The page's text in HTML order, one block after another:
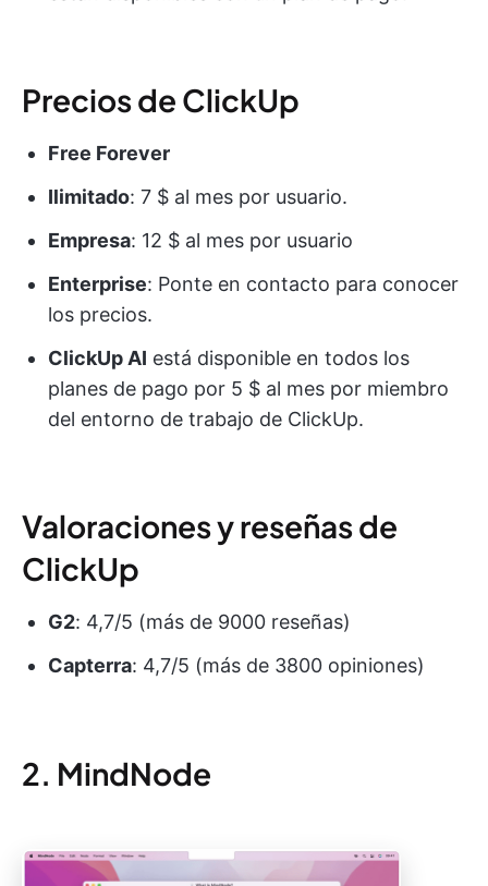
Precios de ClickUp
Free Forever
Ilimitado: 7 $ al mes por usuario.
Empresa: 12 $ al mes por usuario
Enterprise: Ponte en contacto para conocer
los precios.
ClickUp AI está disponible en todos los
planes de pago por 5 $ al mes por miembro
del entorno de trabajo de ClickUp.
Valoraciones y reseñas de
ClickUp
G2: 4,7/5 (más de 9000 reseñas)
Capterra: 4,7/5 (más de 3800 opiniones)
2. MindNode